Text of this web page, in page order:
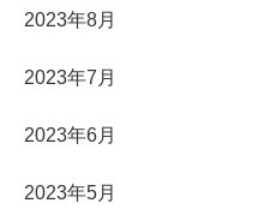
2023年8月
2023年7月
2023年6月
2023年5月